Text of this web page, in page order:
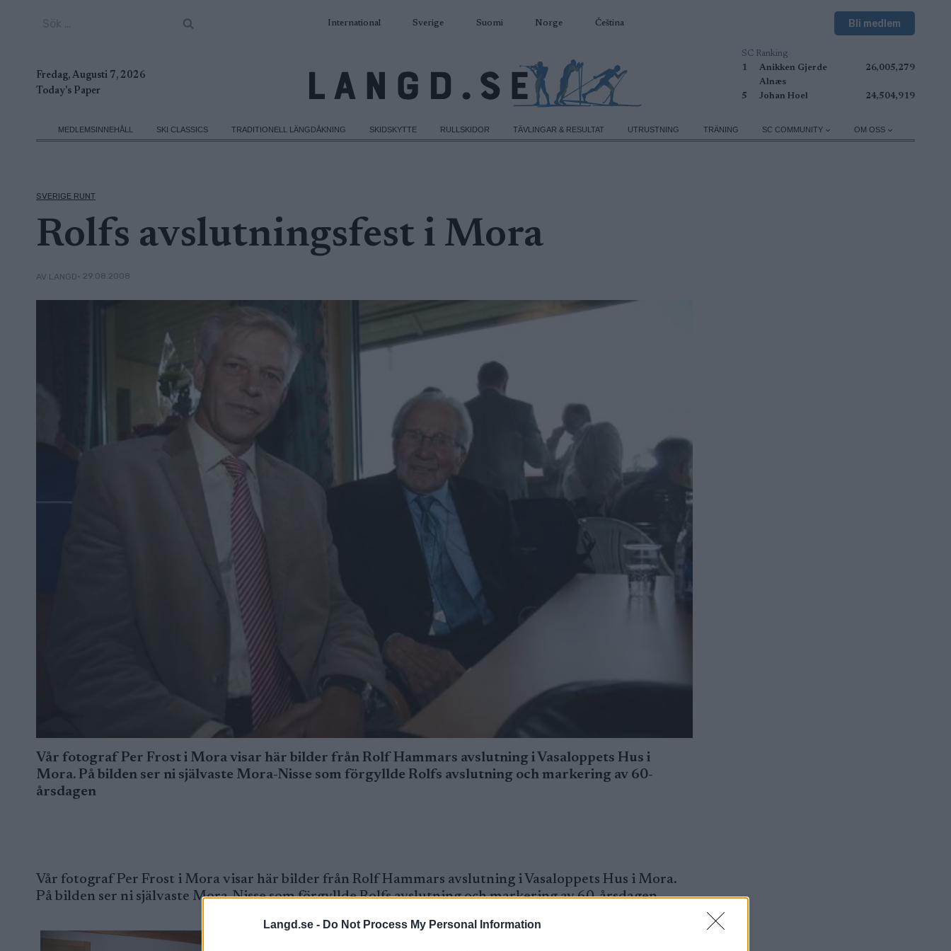
Langd.se - Do Not Process My Personal Information
International Sverige Suomi Norge Čeština Bli medlem
Fredag, Augusti 7, 2026
Today's Paper
SC Ranking
1
Anikken Gjerde
Alnæs
26,005,279
5 Johan Hoel 24,504,919
MEDLEMSINNEHÅLL SKI CLASSICS TRADITIONELL LÄNGDÅKNING SKIDSKYTTE RULLSKIDOR TÄVLINGAR & RESULTAT UTRUSTNING TRÄNING SC COMMUNITY OM OSS
SVERIGE RUNT
Rolfs avslutningsfest i Mora
AV LANGD• 29.08.2008
Vår fotograf Per Frost i Mora visar här bilder från Rolf Hammars avslutning i Vasaloppets Hus i
Mora. På bilden ser ni självaste Mora-Nisse som förgyllde Rolfs avslutning och markering av 60-
årsdagen
Vår fotograf Per Frost i Mora visar här bilder från Rolf Hammars avslutning i Vasaloppets Hus i Mora.
På bilden ser ni självaste Mora-Nisse som förgyllde Rolfs avslutning och markering av 60-årsdagen